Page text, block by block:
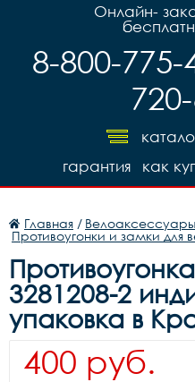
Онлайн-
8-800-775-
как
гарантия
Главная / Велоаксессуары
Противоугонки и замки для
3281208-2
упаковка в
400 руб.